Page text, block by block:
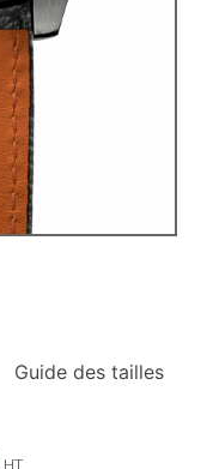
Guide des tailles
HT